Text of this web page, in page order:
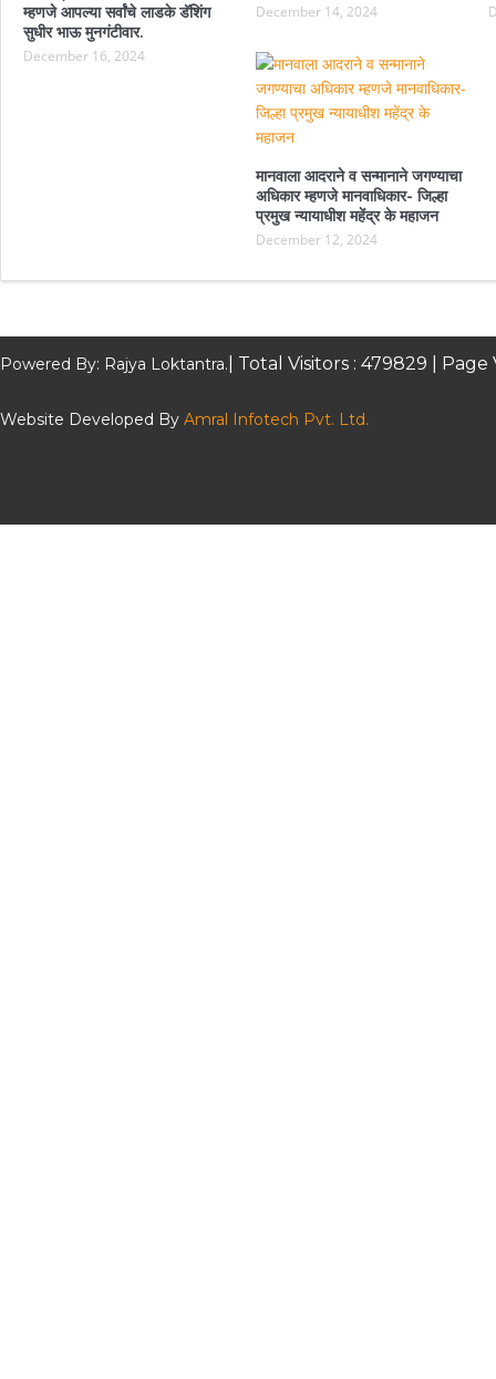
म्हणजे आपल्या सर्वांचे लाडके डॅशिंग
सुधीर भाऊ मुनगंटीवार.
December 16, 2024
December 14, 2024
मानवाला आदराने व सन्मानाने जगण्याचा
अधिकार म्हणजे मानवाधिकार- जिल्हा
प्रमुख न्यायाधीश महेंद्र के महाजन
December 12, 2024
Powered By: Rajya Loktantra. | Total Visitors : 479829 | Page
Website Developed By Amral Infotech Pvt. Ltd.